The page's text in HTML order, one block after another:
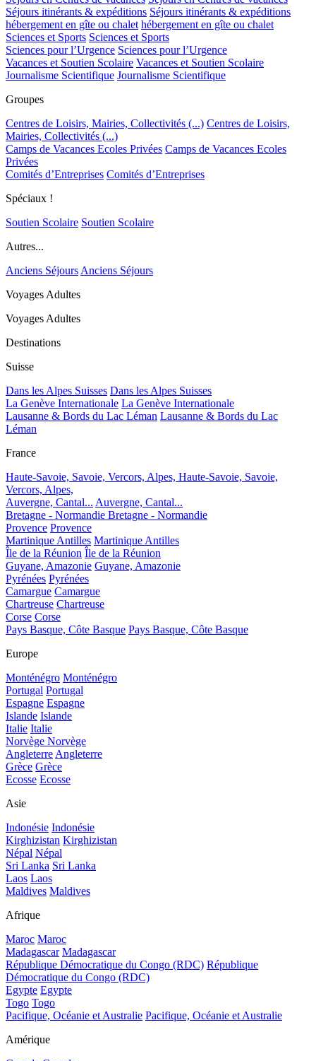
Séjours itinérants & expéditions Séjours itinérants & expéditions
hébergement en gîte ou chalet hébergement en gîte ou chalet
Sciences et Sports Sciences et Sports
Sciences pour l’Urgence Sciences pour l’Urgence
Vacances et Soutien Scolaire Vacances et Soutien Scolaire
Journalisme Scientifique Journalisme Scientifique
Groupes
Centres de Loisirs, Mairies, Collectivités (...) Centres de Loisirs,
Mairies, Collectivités (...)
Camps de Vacances Ecoles Privées Camps de Vacances Ecoles
Privées
Comités d’Entreprises Comités d’Entreprises
Spéciaux !
Soutien Scolaire Soutien Scolaire
Autres...
Anciens Séjours Anciens Séjours
Voyages Adultes
Voyages Adultes
Destinations
Suisse
Dans les Alpes Suisses Dans les Alpes Suisses
La Genève Internationale La Genève Internationale
Lausanne & Bords du Lac Léman Lausanne & Bords du Lac
Léman
France
Haute-Savoie, Savoie, Vercors, Alpes, Haute-Savoie, Savoie,
Vercors, Alpes,
Auvergne, Cantal... Auvergne, Cantal...
Bretagne - Normandie Bretagne - Normandie
Provence Provence
Martinique Antilles Martinique Antilles
Île de la Réunion Île de la Réunion
Guyane, Amazonie Guyane, Amazonie
Pyrénées Pyrénées
Camargue Camargue
Chartreuse Chartreuse
Corse Corse
Pays Basque, Côte Basque Pays Basque, Côte Basque
Europe
Monténégro Monténégro
Portugal Portugal
Espagne Espagne
Islande Islande
Italie Italie
Norvège Norvège
Angleterre Angleterre
Grèce Grèce
Ecosse Ecosse
Asie
Indonésie Indonésie
Kirghizistan Kirghizistan
Népal Népal
Sri Lanka Sri Lanka
Laos Laos
Maldives Maldives
Afrique
Maroc Maroc
Madagascar Madagascar
République Démocratique du Congo (RDC) République
Démocratique du Congo (RDC)
Egypte Egypte
Togo Togo
Pacifique, Océanie et Australie Pacifique, Océanie et Australie
Amérique